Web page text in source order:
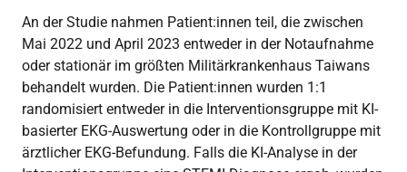
An der Studie nahmen Patient:innen teil, die zwischen
Mai 2022 und April 2023 entweder in der Notaufnahme
oder stationär im größten Militärkrankenhaus Taiwans
behandelt wurden. Die Patient:innen wurden 1:1
randomisiert entweder in die Interventionsgruppe mit KI-
basierter EKG-Auswertung oder in die Kontrollgruppe mit
ärztlicher EKG-Befundung. Falls die KI-Analyse in der